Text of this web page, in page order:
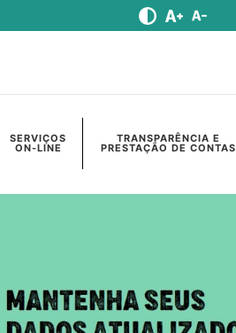
SERVIÇOS
ON-LINE
TRANSPARÊNCIA E
PRESTAÇÃO DE CONTAS